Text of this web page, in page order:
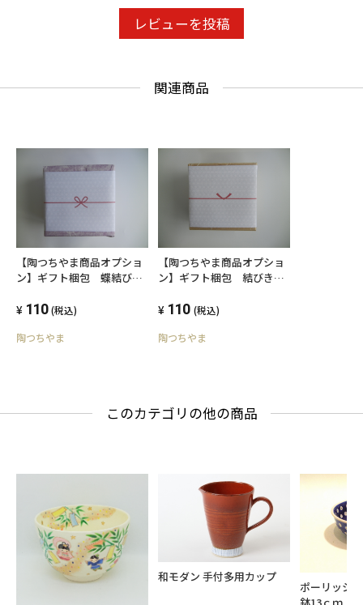
レビューを投稿
関連商品
【陶つちやま商品オプショ
ン】ギフト梱包 蝶結び熨
110 (税込)
陶つちやま
【陶つちやま商品オプショ
ン】ギフト梱包 結びきり
110 (税込)
陶つちやま
このカテゴリの他の商品
和モダン 手付多用カップ
ポーリッシ